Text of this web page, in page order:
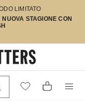
LIMITATO
STAGIONE CON